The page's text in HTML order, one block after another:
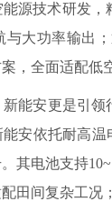
源技术研发，
与大功率输出
，全面适配低
安更是引领
安依托耐高
其电池支持
田间复杂工况